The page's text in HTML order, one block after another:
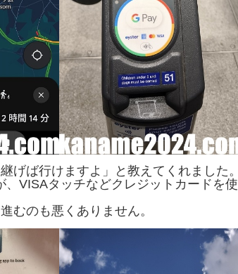
げば行けますよ」と教えてくれました。
VISAタッチなどクレジットカードを使
むのも悪くありません。